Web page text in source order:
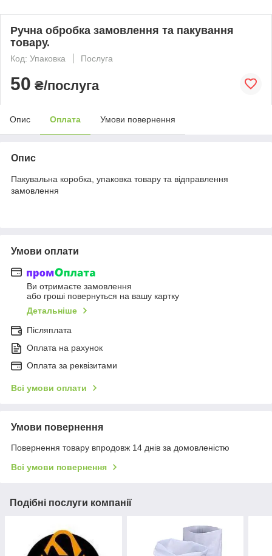
Ручна обробка замовлення та пакування
товару.
Код: Упаковка Послуга
50 ₴/послуга
Опис Оплата Умови повернення
Опис
Пакувальна коробка, упаковка товару та відправлення
замовлення
Умови оплати
Ви отримаєте замовлення
або гроші повернуться на вашу картку
Детальніше
Післяплата
Оплата на рахунок
Оплата за реквізитами
Всі умови оплати
Умови повернення
Повернення товару впродовж 14 днів за домовленістю
Всі умови повернення
Подібні послуги компанії